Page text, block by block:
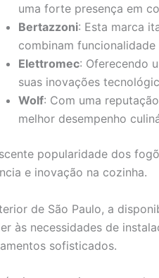
uma forte presença em
Bertazzoni: Esta marca
combinam funcionalidade
Elettromec: Oferecendo
suas inovações
Wolf: Com uma
melhor desempenho
popularidade dos
e inovação na cozinha.
de São Paulo, a
às necessidades de
sofisticados.